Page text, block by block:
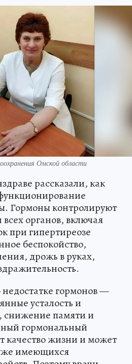
Омской области
рассказали, как
Гормоны контролируют
органов, включая
при гипертиреозе
беспокойство,
дрожь в руках,
гормонов —
усталость и
снижение памяти и
гормональный
качество жизни и может
имеющихся